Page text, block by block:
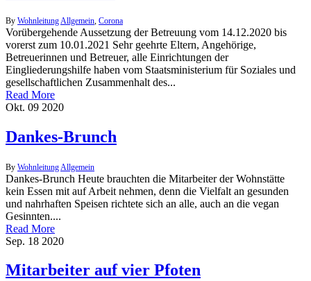
By Wohnleitung Allgemein Corona
Vorübergehende Aussetzung der Betreuung vom 14.12.2020 bis
vorerst zum 10.01.2021 Sehr geehrte Eltern, Angehörige,
Betreuerinnen und Betreuer, alle Einrichtungen der
Eingliederungshilfe haben vom Staatsministerium für Soziales und
gesellschaftlichen Zusammenhalt des...
Read More
Okt. 09 2020
Dankes-Brunch
By Wohnleitung Allgemein
Dankes-Brunch Heute brauchten die Mitarbeiter der Wohnstätte
kein Essen mit auf Arbeit nehmen, denn die Vielfalt an gesunden
und nahrhaften Speisen richtete sich an alle, auch an die vegan
Gesinnten....
Read More
Sep. 18 2020
Mitarbeiter auf vier Pfoten